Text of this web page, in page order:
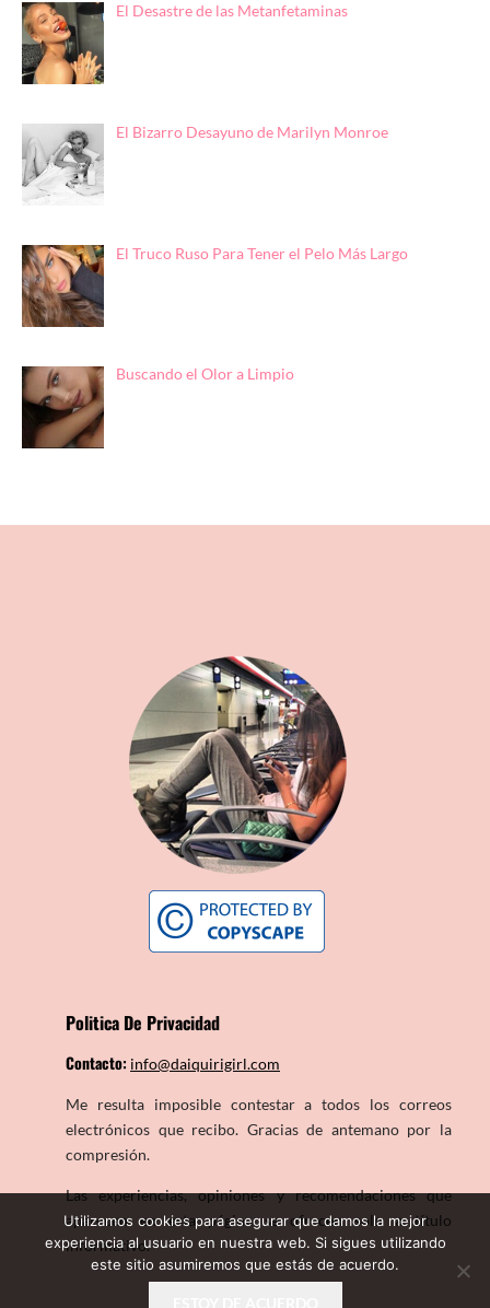
El Desastre de las Metanfetaminas
El Bizarro Desayuno de Marilyn Monroe
El Truco Ruso Para Tener el Pelo Más Largo
Buscando el Olor a Limpio
Politica De Privacidad
Contacto: info@daiquirigirl.com
Me resulta imposible contestar a todos los correos
electrónicos que recibo. Gracias de antemano por la
compresión.
Las experiencias, opiniones y recomendaciones que
aparecen en esta página se ofrecen solo a título
informativo.
Utilizamos cookies para asegurar que damos la mejor
experiencia al usuario en nuestra web. Si sigues utilizando
este sitio asumiremos que estás de acuerdo.